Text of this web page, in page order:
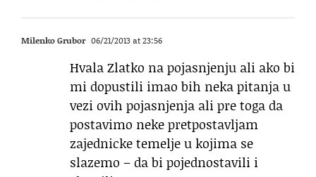
Milenko Grubor 06/21/2013 at 23:56
Hvala Zlatko na pojasnjenju ali ako bi
mi dopustili imao bih neka pitanja u
vezi ovih pojasnjenja ali pre toga da
postavimo neke pretpostavljam
zajednicke temelje u kojima se
slazemo – da bi pojednostavili i